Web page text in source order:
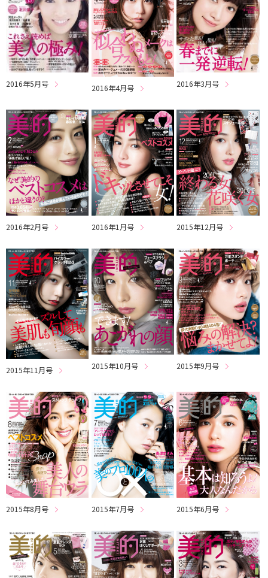
2016年5月号 2016年4月号 2016年3月号
2016年2月号 2016年1月号 2015年12月号
2015年11月号 2015年10月号 2015年9月号
2015年8月号 2015年7月号 2015年6月号